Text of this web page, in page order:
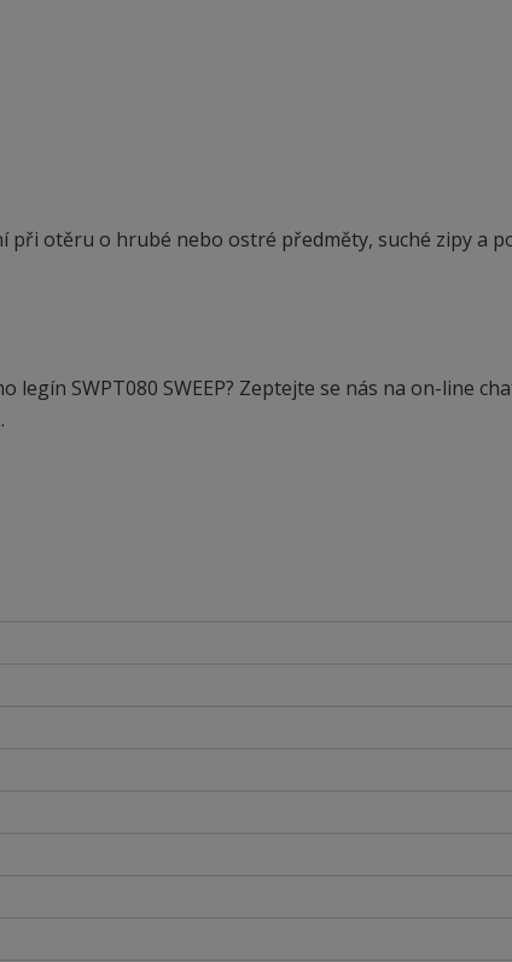
při otěru o hrubé nebo ostré předměty, suché zipy a
SWPT080 SWEEP? Zeptejte se nás na on-line